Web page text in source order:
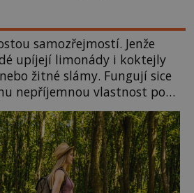
samozřejmostí. Jenže
upíjejí limonády i koktejly
žitné slámy. Fungují sice
nepříjemnou vlastnost po
nápoji dodávají travnatou
drobná nepříjemnost přivede
cigaretových náustků k
způsob pití po celém […]